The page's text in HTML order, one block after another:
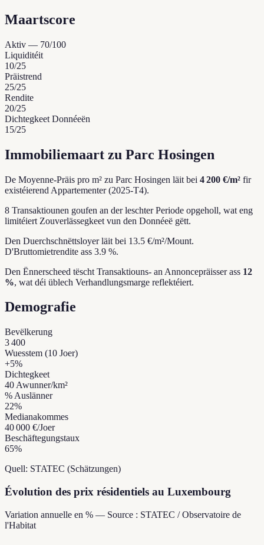
Maartscore
Aktiv — 70/100
Liquiditéit
10/25
Präistrend
25/25
Rendite
20/25
Dichtegkeet Donnéeën
15/25
Immobiliemaart zu Parc Hosingen
De Moyenne-Präis pro m² zu Parc Hosingen läit bei 4 200 €/m² fir
existéierend Appartementer (2025-T4).
8 Transaktiounen goufen an der leschter Periode opgeholl, wat eng
limitéiert Zouverlässegkeet vun den Donnéeë gëtt.
Den Duerchschnëttsloyer läit bei 13.5 €/m²/Mount.
D'Bruttomietrendite ass 3.9 %.
Den Ënnerscheed tëscht Transaktiouns- an Annoncepräisser ass 12
%, wat déi üblech Verhandlungsmarge reflektéiert.
Demografie
Bevëlkerung
3 400
Wuesstem (10 Joer)
+5%
Dichtegkeet
40 Awunner/km²
% Auslänner
22%
Medianakommes
40 000 €/Joer
Beschäftegungstaux
65%
Quell: STATEC (Schätzungen)
Évolution des prix résidentiels au Luxembourg
Variation annuelle en % — Source : STATEC / Observatoire de
l'Habitat